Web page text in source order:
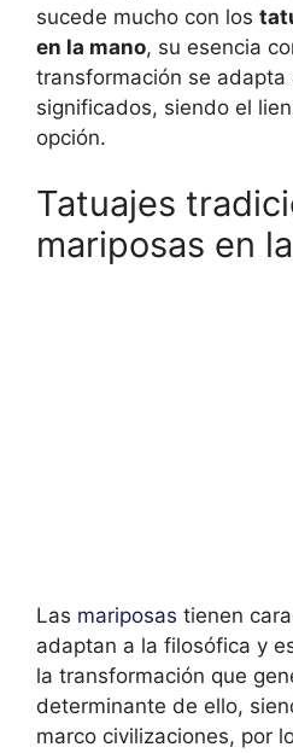
sucede mucho con los
en la mano, su esencia
transformación se adapta
significados, siendo el
opción.
Tatuajes
mariposas en
Las mariposas tienen
adaptan a la filosófica y
la transformación que
determinante de ello,
marco civilizaciones, por